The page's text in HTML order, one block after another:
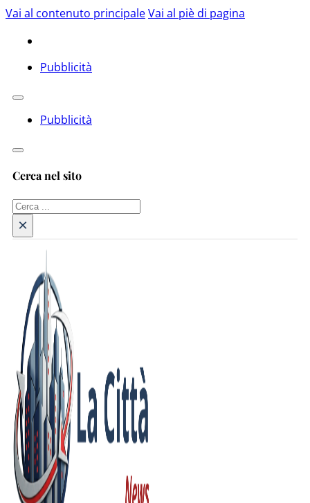
Vai al contenuto principaleVai al piè di pagina
Pubblicità
Pubblicità
Cerca nel sito
Cerca
×